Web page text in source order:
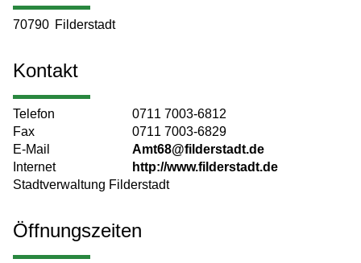
70790 Filderstadt
Kontakt
Telefon
0711 7003-6812
Fax
0711 7003-6829
E-Mail
Amt68@filderstadt.de
Internet
http://www.filderstadt.de
Stadtverwaltung Filderstadt
Öffnungszeiten